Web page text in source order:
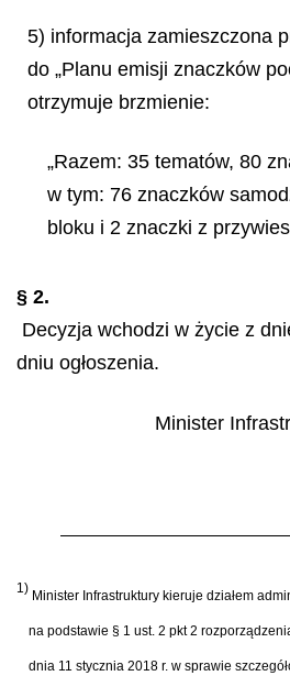
5) informacja zamieszczona
do „Planu emisji znaczków
otrzymuje brzmienie:
„Razem: 35 tematów, 80
w tym: 76 znaczków
bloku i 2 znaczki z
§ 2.
Decyzja wchodzi w życie z
dniu ogłoszenia.
Minister
1) Minister Infrastruktury kieruje działem
na podstawie § 1 ust. 2 pkt 2
dnia 11 stycznia 2018 r. w sprawie